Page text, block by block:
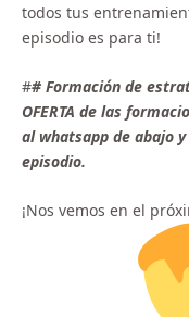
todos tus
episodio es para ti!
## Formación de
OFERTA de las
al whatsapp de abajo
episodio.
¡Nos vemos en el